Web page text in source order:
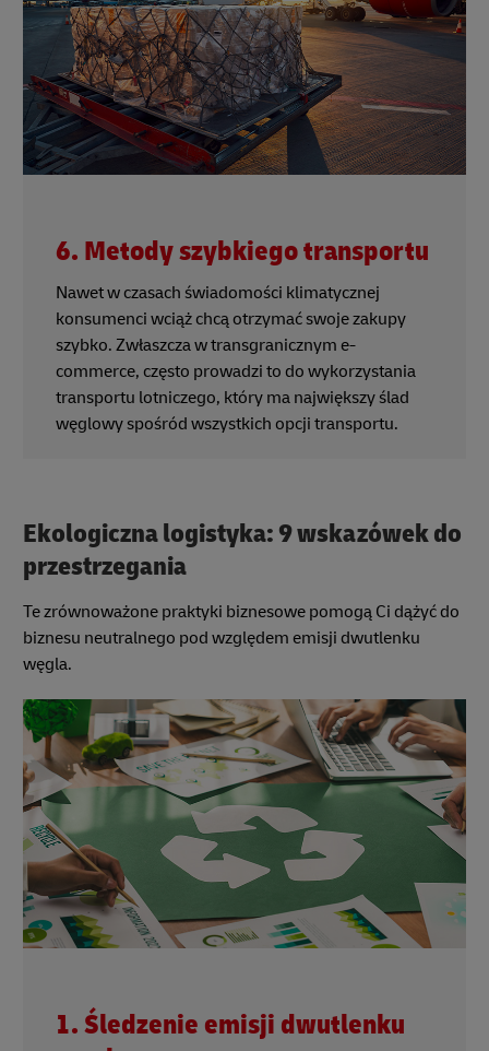
6. Metody szybkiego transportu
Nawet w czasach świadomości klimatycznej
konsumenci wciąż chcą otrzymać swoje zakupy
szybko. Zwłaszcza w transgranicznym e-
commerce, często prowadzi to do wykorzystania
transportu lotniczego, który ma największy ślad
węglowy spośród wszystkich opcji transportu.
Ekologiczna logistyka: 9 wskazówek do
przestrzegania
Te zrównoważone praktyki biznesowe pomogą Ci dążyć do
biznesu neutralnego pod względem emisji dwutlenku
węgla.
1. Śledzenie emisji dwutlenku